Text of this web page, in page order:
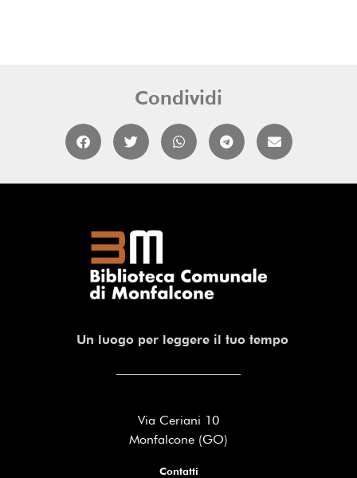
Condividi
Un luogo per leggere il tuo tempo
Via Ceriani 10
Monfalcone (GO)
Contatti